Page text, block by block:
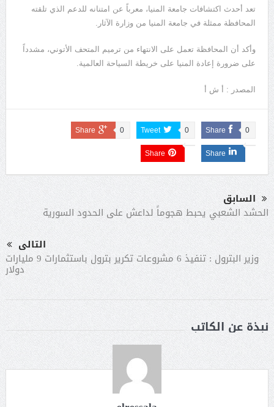
تعد أحدث اكتشافات جامعة المنيا، معرباً عن امتنانه للدعم الذي تلقته
المحافظة ممثلة في جامعة المنيا من وزارة الآثار.
وأكد أن المحافظة تعمل على الانتهاء من ترميم المتحف الأتوني، مشدداً
على ضرورة إعادة المنيا على خريطة السياحة العالمية.
المصدر : أ ش أ
Share 0
Tweet 0
Share 0
Share
Share
السابق
الحشد الشعبي يحبط هجوماً لداعش على الحدود السورية
التالى
وزير البترول : تنفيذ 6 مشروعات تكرير بترول باستثمارات 9 مليارات
دولار
نبذة عن الكاتب